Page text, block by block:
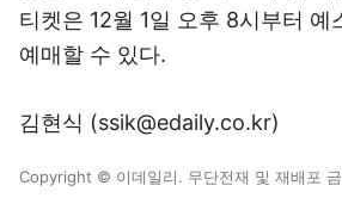
티켓은 12월 1일 오후 8시부터 예
예매할 수 있다.
김현식 (ssik@edaily.co.kr)
Copyright © 이데일리. 무단전재 및 재배포